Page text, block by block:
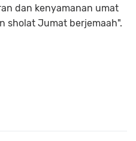
dan kenyamanan umat
sholat Jumat berjemaah".